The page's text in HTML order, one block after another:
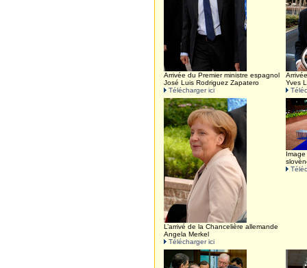
Arrivée du Premier ministre espagnol
José Luis Rodriguez Zapatero
Télécharger ici
Yves
L’arrivé de la Chancelière allemande
Angela Merkel
Télécharger ici